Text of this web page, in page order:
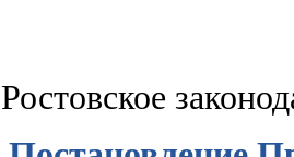
Ростовское